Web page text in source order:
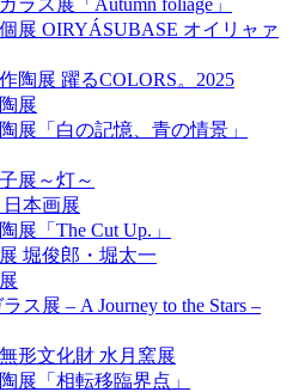
展 OIRYÁSUBASE オイリャァ
陶展 躍るCOLORS。2025
展
展「白の記憶、青の情景」
展～灯～
本画展
展「The Cut Up.」
堀俊郎・堀太一
ス展 – A Journey to the Stars –
形文化財 水月窯展
展「相転移臨界点」